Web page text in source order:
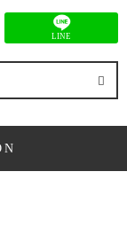
LINE